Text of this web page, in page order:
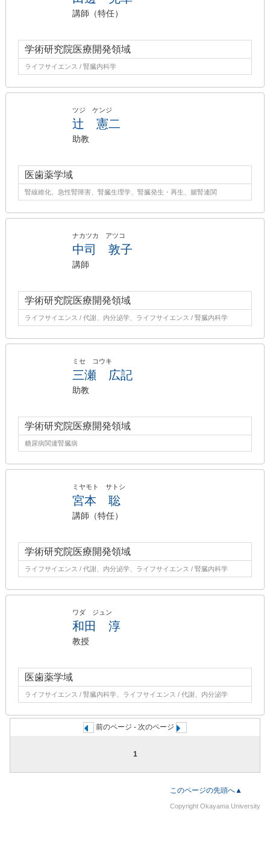
講師（特任）
学術研究院医療開発領域
ライフサイエンス / 腎臓内科学
ツジ ケンジ
辻 憲二
助教
医歯薬学域
腎線維化、急性腎障害、腎臓生理学、腎臓発生・再生、腸腎連関
ナカツカ アツコ
中司 敦子
講師
学術研究院医療開発領域
ライフサイエンス / 代謝、内分泌学、ライフサイエンス / 腎臓内科学
ミセ コウキ
三瀬 広記
助教
学術研究院医療開発領域
糖尿病関連腎臓病
ミヤモト サトシ
宮本 聡
講師（特任）
学術研究院医療開発領域
ライフサイエンス / 代謝、内分泌学、ライフサイエンス / 腎臓内科学
ワダ ジュン
和田 淳
教授
医歯薬学域
ライフサイエンス / 腎臓内科学、ライフサイエンス / 代謝、内分泌学
前のページ - 次のページ
1
このページの先頭へ▲
Copyright Okayama University